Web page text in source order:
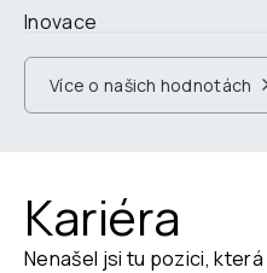
Inovace
Více o našich hodnotách
Kariéra
Nenašel jsi tu pozici,